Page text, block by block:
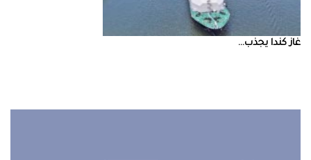
غاز‭ ‬كندا‭ ‬يجذب‭ ...